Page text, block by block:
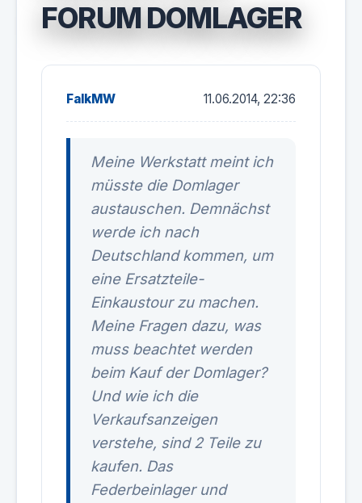
FORUM DOMLAGER
FalkMW 11.06.2014, 22:36
Meine Werkstatt meint ich
müsste die Domlager
austauschen. Demnächst
werde ich nach
Deutschland kommen, um
eine Ersatzteile-
Einkaustour zu machen.
Meine Fragen dazu, was
muss beachtet werden
beim Kauf der Domlager?
Und wie ich die
Verkaufsanzeigen
verstehe, sind 2 Teile zu
kaufen. Das
Federbeinlager und